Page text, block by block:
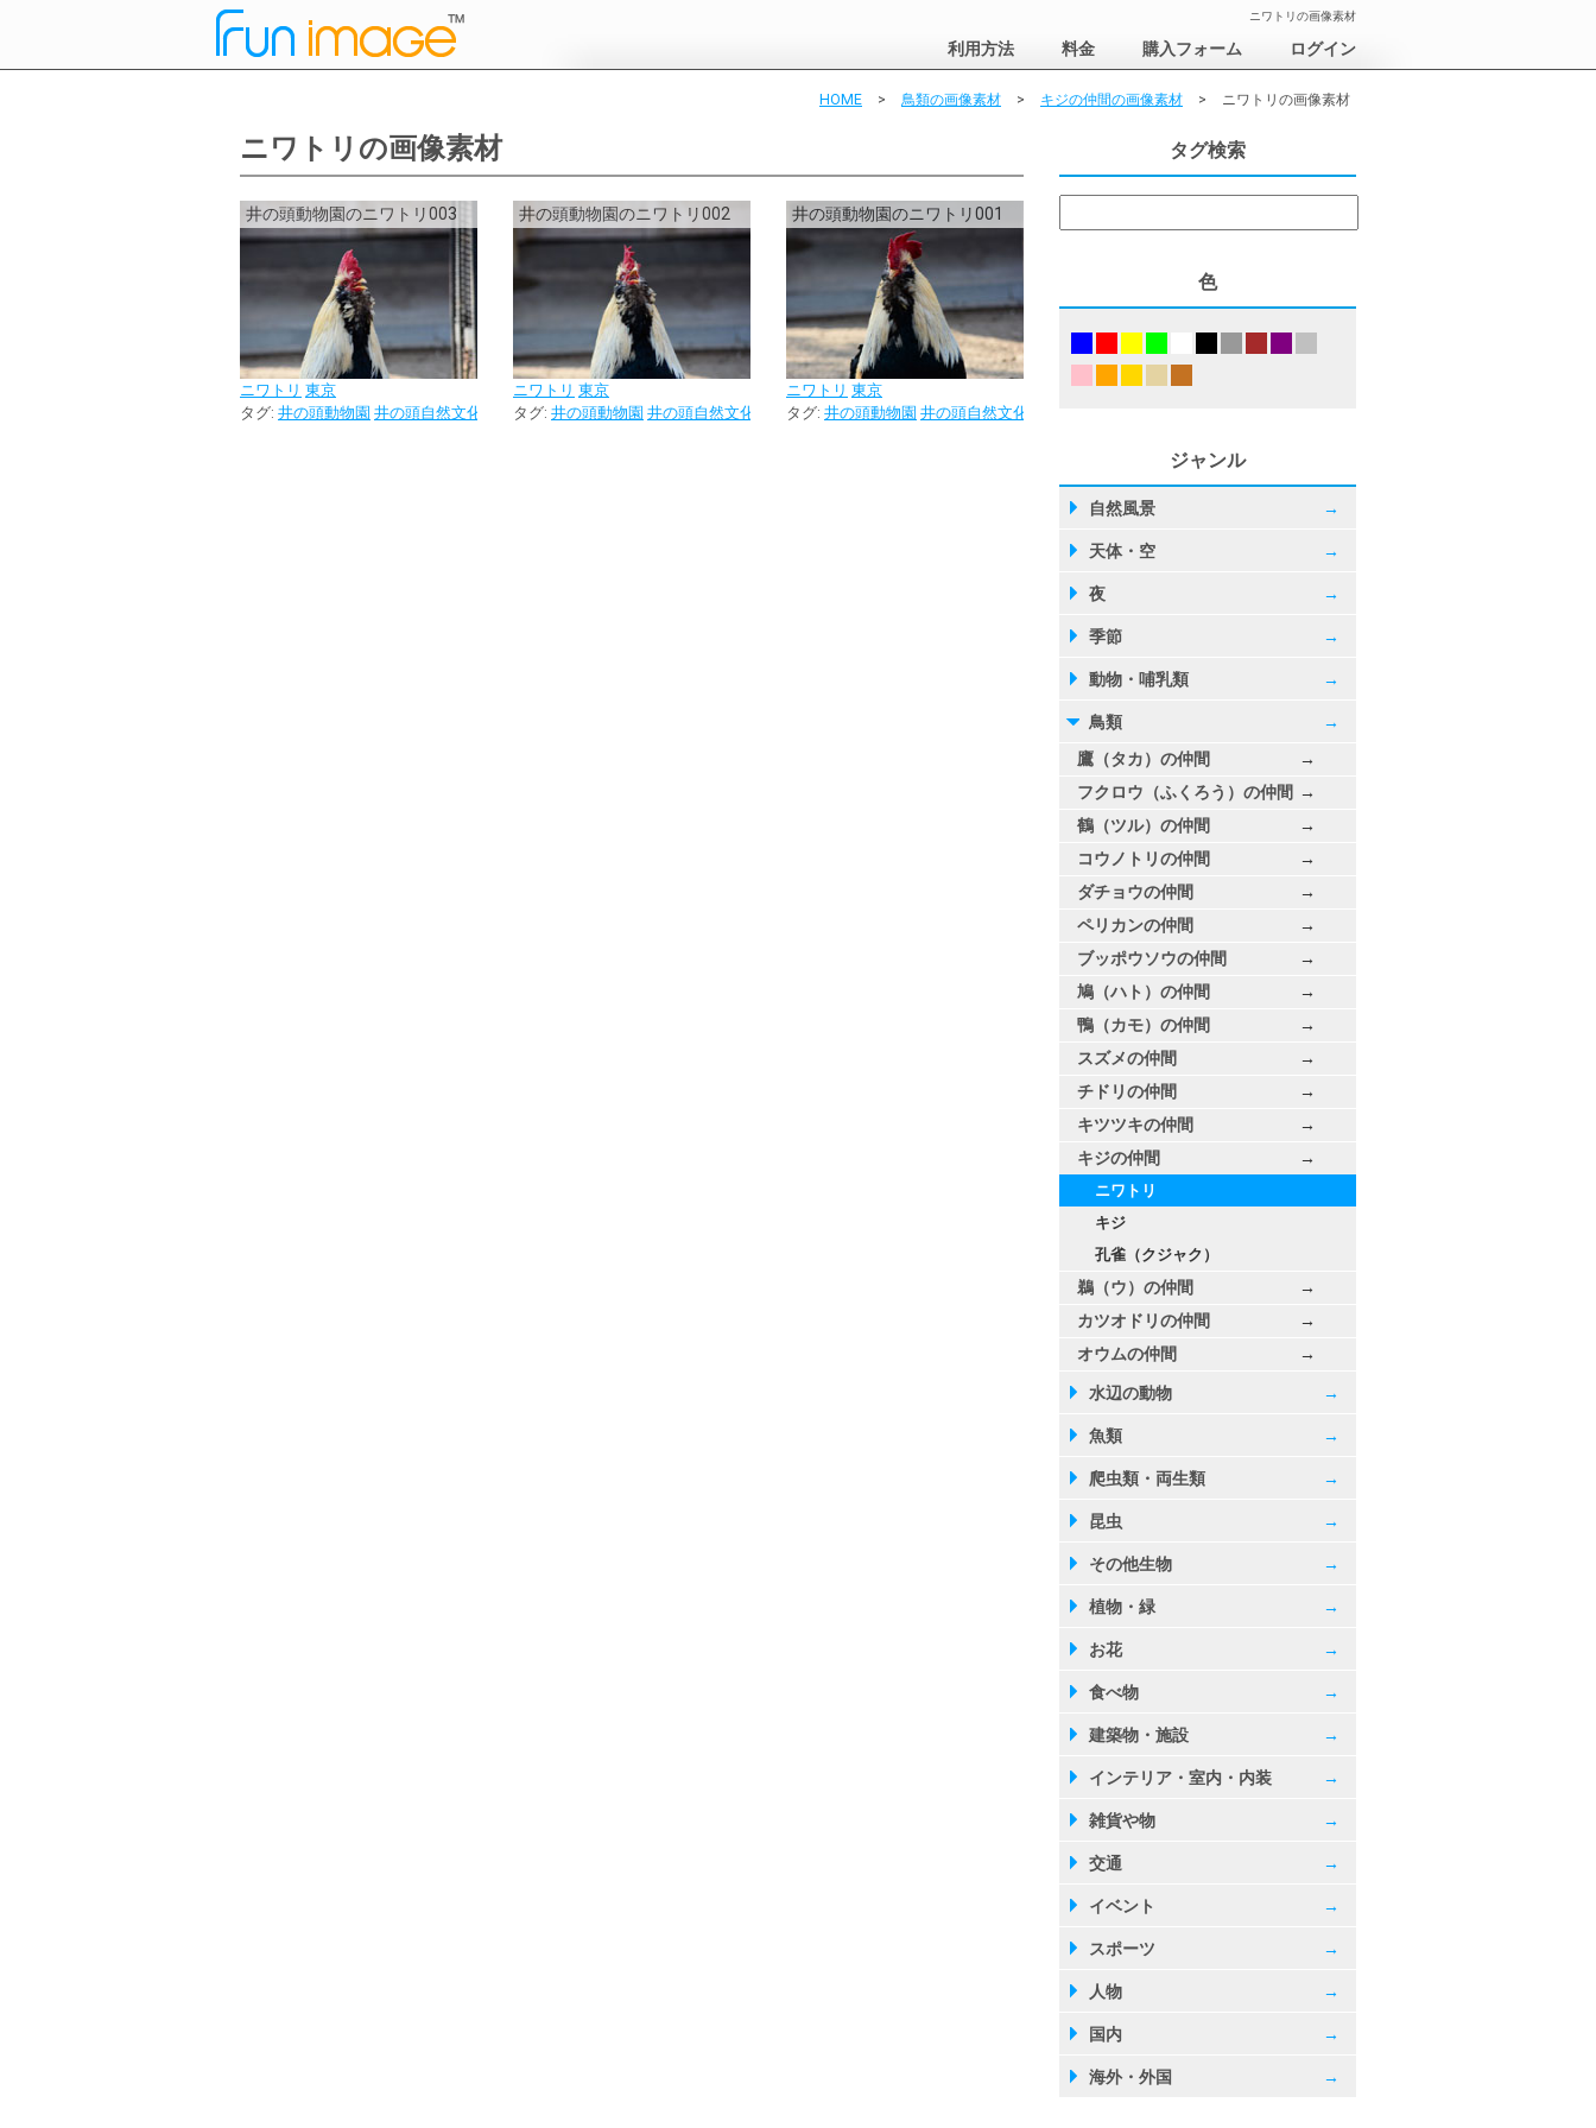
ニワトリの画像素材
利用方法 料金 購入フォーム ログイン
HOME > 鳥類の画像素材 > キジの仲間の画像素材 > ニワトリの画像素材
ニワトリの画像素材
井の頭動物園のニワトリ003
ニワトリ 東京
タグ: 井の頭動物園 井の頭自然文化園
井の頭動物園のニワトリ002
ニワトリ 東京
タグ: 井の頭動物園 井の頭自然文化園
井の頭動物園のニワトリ001
ニワトリ 東京
タグ: 井の頭動物園 井の頭自然文化園
タグ検索
色
ジャンル
自然風景 →
天体・空 →
夜 →
季節 →
動物・哺乳類 →
鳥類 →
鷹（タカ）の仲間
→
フクロウ（ふくろう）の仲間 →
鶴（ツル）の仲間
→
コウノトリの仲間
→
ダチョウの仲間
→
ペリカンの仲間
→
ブッポウソウの仲間
→
鳩（ハト）の仲間
→
鴨（カモ）の仲間
→
スズメの仲間
→
チドリの仲間
→
キツツキの仲間
→
キジの仲間
→
ニワトリ
キジ
孔雀（クジャク）
鵜（ウ）の仲間
→
カツオドリの仲間
→
オウムの仲間
→
水辺の動物 →
魚類 →
爬虫類・両生類 →
昆虫 →
その他生物 →
植物・緑 →
お花 →
食べ物 →
建築物・施設 →
インテリア・室内・内装 →
雑貨や物 →
交通 →
イベント →
スポーツ →
人物 →
国内 →
海外・外国 →